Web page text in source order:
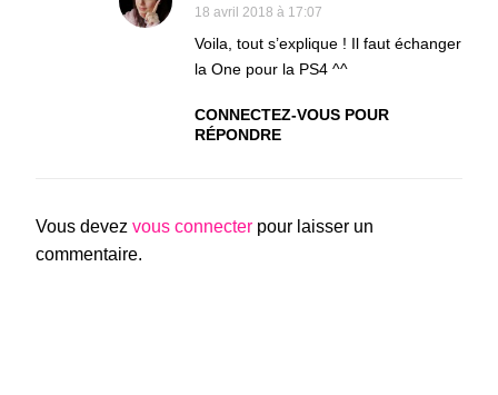
18 avril 2018 à 17:07
Voila, tout s’explique ! Il faut échanger
la One pour la PS4 ^^
CONNECTEZ-VOUS POUR
RÉPONDRE
Vous devez vous connecter pour laisser un
commentaire.